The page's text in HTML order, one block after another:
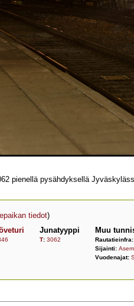
pienellä pysähdyksellä
tiedot)
Junatyyppi
T: 3062
Muu
Sijainti:
Vuodenajat: